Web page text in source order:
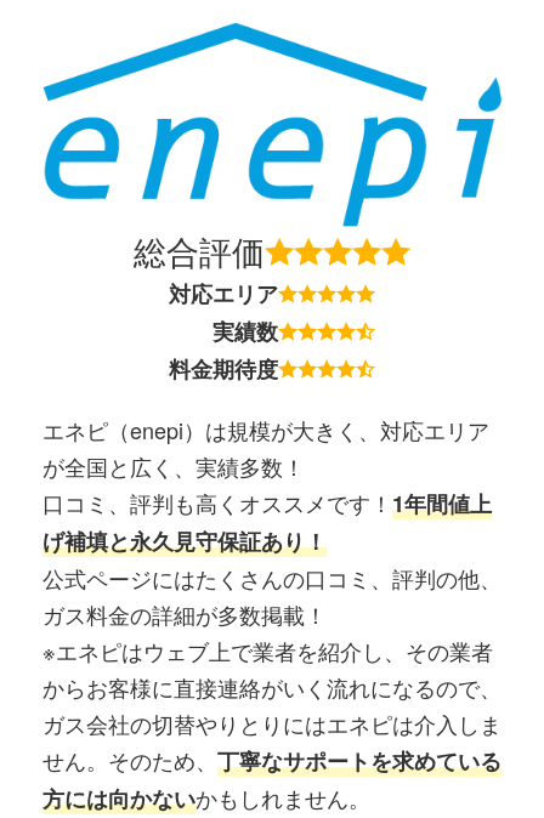
総合評価
対応エリア
実績数
料金期待度
エネピ（enepi）は規模が大きく、対応エリア
が全国と広く、実績多数！
口コミ、評判も高くオススメです！ 1年間値上
げ補填と永久見守保証あり！
公式ページにはたくさんの口コミ、評判の他、
ガス料金の詳細が多数掲載！
※エネピはウェブ上で業者を紹介し、その業者
からお客様に直接連絡がいく流れになるので、
ガス会社の切替やりとりにはエネピは介入しま
せん。そのため、 丁寧なサポートを求めている
方には向かないかもしれません。